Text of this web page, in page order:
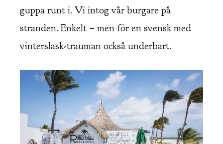
guppa runt i. Vi intog vår burgare på
stranden. Enkelt – men för en svensk med
vinterslask-trauman också underbart.